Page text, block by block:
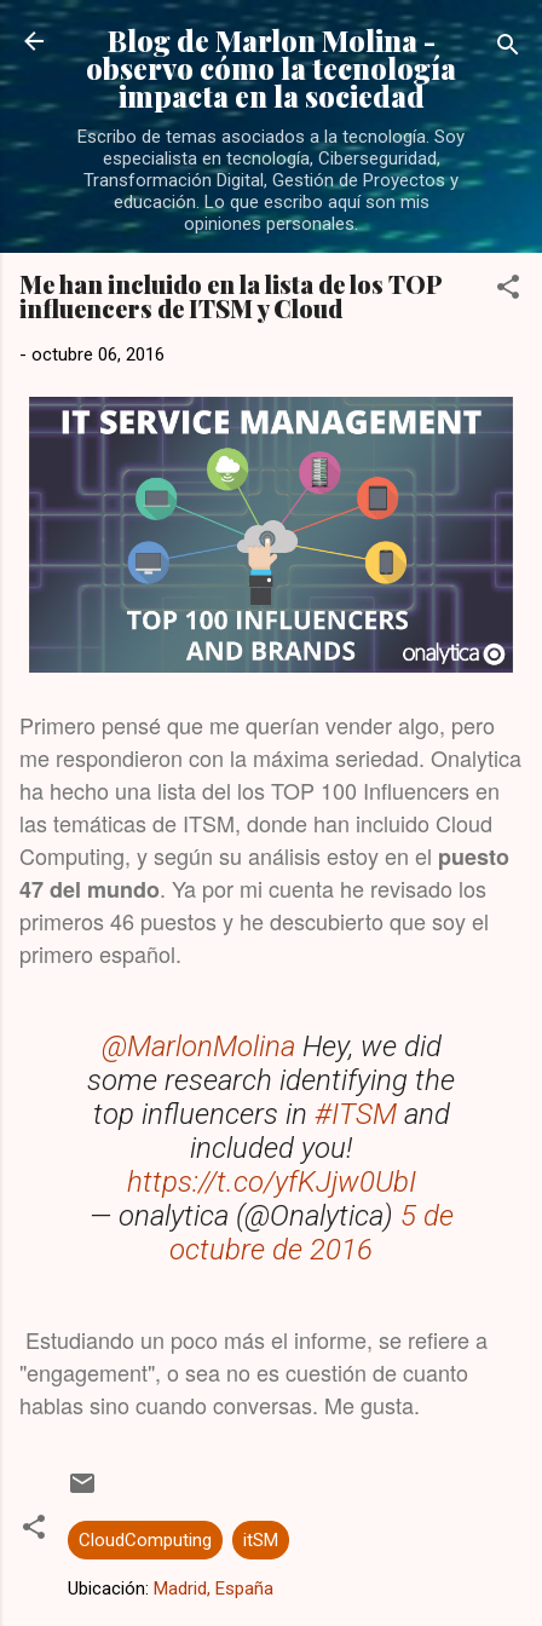
Ir al contenido principal
Blog de Marlon Molina -
observo cómo la tecnología
impacta en la sociedad
Escribo de temas asociados a la tecnología. Soy
especialista en tecnología, Ciberseguridad,
Transformación Digital, Gestión de Proyectos y
educación. Lo que escribo aquí son mis
opiniones personales.
Me han incluido en la lista de los TOP
influencers de ITSM y Cloud
- octubre 06, 2016
Primero pensé que me querían vender algo, pero
me respondieron con la máxima seriedad. Onalytica
ha hecho una lista del los TOP 100 Influencers en
las temáticas de ITSM, donde han incluido Cloud
Computing, y según su análisis estoy en el puesto
47 del mundo. Ya por mi cuenta he revisado los
primeros 46 puestos y he descubierto que soy el
primero español.
@MarlonMolina Hey, we did
some research identifying the
top influencers in #ITSMand
included you!
https://t.co/yfKJjw0UbI
— onalytica (@Onalytica) 5 de
octubre de 2016
Estudiando un poco más el informe, se refiere a
"engagement", o sea no es cuestión de cuanto
hablas sino cuando conversas. Me gusta.
CloudComputing itSM
Ubicación: Madrid, España